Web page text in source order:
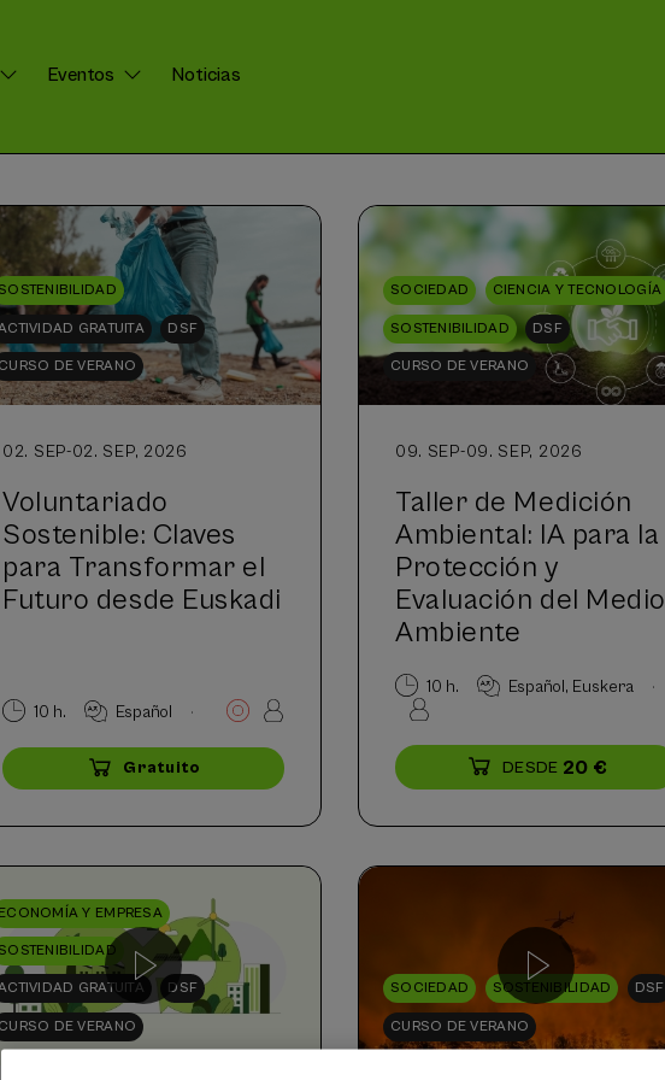
Eventos Noticias
SOSTENIBILIDAD
GRATUITA DSF
CURSO DE VERANO
02. SEP-02. SEP, 2026
Voluntariado
Sostenible: Claves
para Transformar el
Futuro desde Euskadi
10 h. Español .
...
Gratuito
Últimas
Gratuito
Fecha
Lista
espera
Plazo
matrícula
SOCIEDAD CIENCIA Y TECNOLOGÍA
SOSTENIBILIDAD DSF
CURSO DE VERANO
09. SEP-09. SEP, 2026
Taller de Medición
Ambiental: IA para la
Protección y
Evaluación del Medio
Ambiente
10 h. Español Euskera .
...
DESDE 20 €
Últimas
Gratuito
Fecha
Lista
espera
Plazo
matrícula
ECONOMÍA Y EMPRESA
SOSTENIBILIDAD
GRATUITA DSF
CURSO DE VERANO
SOCIEDAD SOSTENIBILIDAD DSF
CURSO DE VERANO